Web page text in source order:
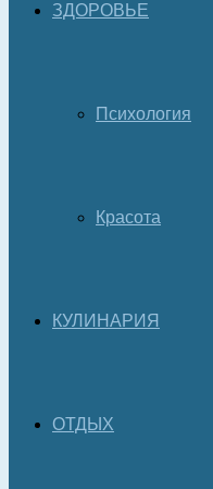
ЗДОРОВЬЕ
Психология
Красота
КУЛИНАРИЯ
ОТДЫХ